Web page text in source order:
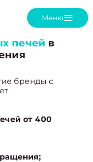
Меню
печей в
бренды с
от 400